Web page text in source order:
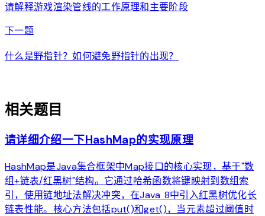
请解释游戏渲染管线的工作原理和主要阶段
下一题arrow_forward
什么是野指针？如何避免野指针的出现？
相关题目
请详细介绍一下HashMap的实现原理
HashMap是Java集合框架中Map接口的核心实现，基于"数
组+链表/红黑树"结构。它通过哈希函数将键映射到数组索
引，使用链地址法解决冲突，在Java 8中引入红黑树优化长
链表性能。核心方法包括put()和get()，当元素超过阈值时